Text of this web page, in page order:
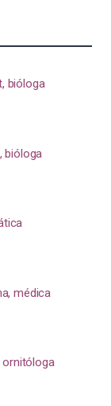
bióloga
bióloga
médica
ornitóloga